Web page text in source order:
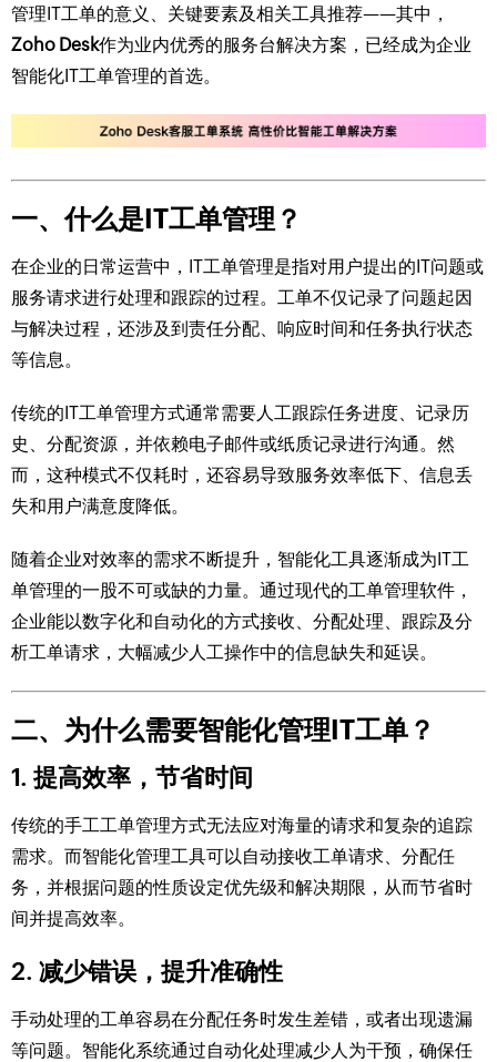
管理IT工单的意义、关键要素及相关工具推荐——其中，
Zoho Desk作为业内优秀的服务台解决方案，已经成为企业
智能化IT工单管理的首选。
一、什么是IT工单管理？
在企业的日常运营中，IT工单管理是指对用户提出的IT问题或
服务请求进行处理和跟踪的过程。工单不仅记录了问题起因
与解决过程，还涉及到责任分配、响应时间和任务执行状态
等信息。
传统的IT工单管理方式通常需要人工跟踪任务进度、记录历
史、分配资源，并依赖电子邮件或纸质记录进行沟通。然
而，这种模式不仅耗时，还容易导致服务效率低下、信息丢
失和用户满意度降低。
随着企业对效率的需求不断提升，智能化工具逐渐成为IT工
单管理的一股不可或缺的力量。通过现代的工单管理软件，
企业能以数字化和自动化的方式接收、分配处理、跟踪及分
析工单请求，大幅减少人工操作中的信息缺失和延误。
二、为什么需要智能化管理IT工单？
1. 提高效率，节省时间
传统的手工工单管理方式无法应对海量的请求和复杂的追踪
需求。而智能化管理工具可以自动接收工单请求、分配任
务，并根据问题的性质设定优先级和解决期限，从而节省时
间并提高效率。
2. 减少错误，提升准确性
手动处理的工单容易在分配任务时发生差错，或者出现遗漏
等问题。智能化系统通过自动化处理减少人为干预，确保任